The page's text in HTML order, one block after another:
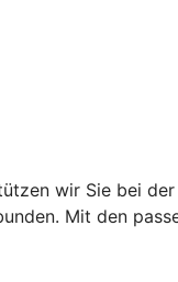
wir Sie bei
Mit den